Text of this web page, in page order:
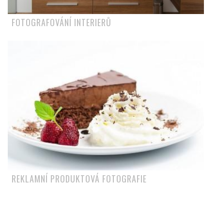
FOTOGRAFOVÁNÍ INTERIERŮ
REKLAMNÍ PRODUKTOVÁ FOTOGRAFIE